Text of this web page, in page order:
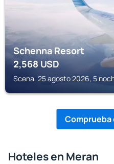
Schenna Resort
2,568 USD
Scena, 25 agosto 2026, 5
Hoteles en Meran